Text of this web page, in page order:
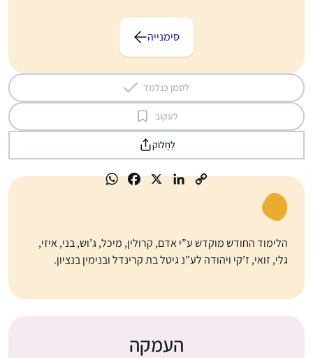
סימנייה
לסמן כנלמד
לעקוב
לַחֲלוֹק
הלימוד החודש מוקדש ע”י אדם, קרולין, מיכל, ג’וש, בני, איזי,
גלי, זואי, ז’קי ויהודה לע”נ גיטל בת קרינדל ובנימין בנציון.
העמקה